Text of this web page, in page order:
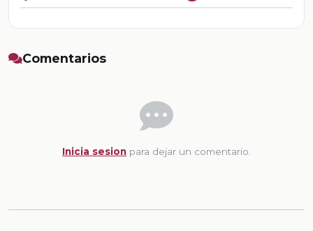
Comentarios
Inicia sesion para dejar un comentario.